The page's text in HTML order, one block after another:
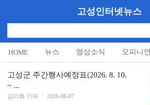
고성인터넷뉴스
HOME 뉴스 영상소식 오피니언
알림마당
고성군 주간행사예정표(2026. 8. 10.
~ ...
김미화 기자 2026-08-07